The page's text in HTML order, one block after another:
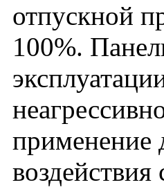
отпускной
100%.
применение